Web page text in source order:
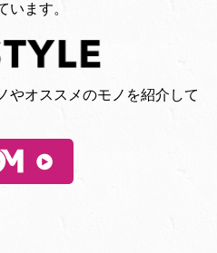
います。
やオススメのモノを紹介して